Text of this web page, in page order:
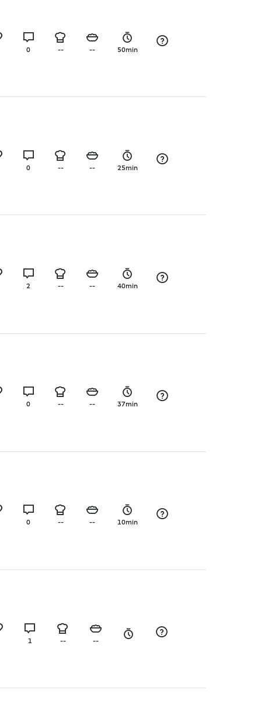
0 -- -- 50min
0 -- -- 25min
2 -- -- 40min
0 -- -- 37min
0 -- -- 10min
1 -- --